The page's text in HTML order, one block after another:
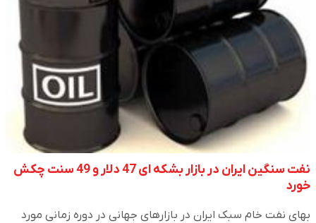
نفت سنگین ایران در بازار بشکه ای 47 دلار و 49 سنت چکش
خورد
بهای نفت خام سبک ایران در بازارهای جهانی در دوره زمانی مورد